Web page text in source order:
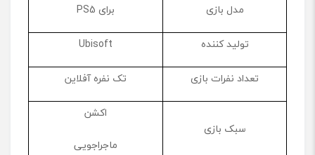
مدل بازی
برای PS5
تولید کننده
Ubisoft
تعداد نفرات بازی
تک نفره آفلاین
سبک بازی
اکشن
ماجراجویی